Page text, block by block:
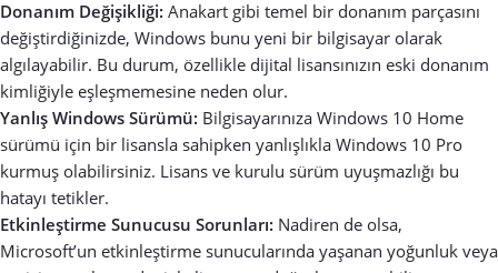
Donanım Değişikliği: Anakart gibi temel bir donanım parçasını
değiştirdiğinizde, Windows bunu yeni bir bilgisayar olarak
algılayabilir. Bu durum, özellikle dijital lisansınızın eski donanım
kimliğiyle eşleşmemesine neden olur.
Yanlış Windows Sürümü: Bilgisayarınıza Windows 10 Home
sürümü için bir lisansla sahipken yanlışlıkla Windows 10 Pro
kurmuş olabilirsiniz. Lisans ve kurulu sürüm uyuşmazlığı bu
hatayı tetikler.
Etkinleştirme Sunucusu Sorunları: Nadiren de olsa,
Microsoft’un etkinleştirme sunucularında yaşanan yoğunluk veya